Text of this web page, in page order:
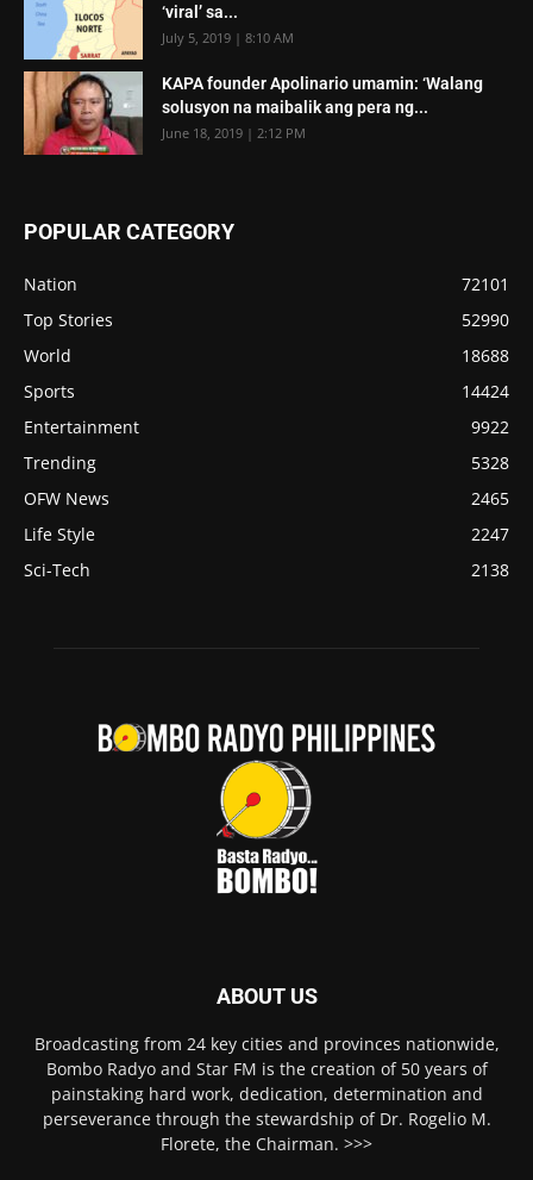
‘viral’ sa...
July 5, 2019 | 8:10 AM
KAPA founder Apolinario umamin: ‘Walang
solusyon na maibalik ang pera ng...
June 18, 2019 | 2:12 PM
POPULAR CATEGORY
Nation
72101
Top Stories
52990
World
18688
Sports
14424
Entertainment
9922
Trending
5328
OFW News
2465
Life Style
2247
Sci-Tech
2138
ABOUT US
Broadcasting from 24 key cities and provinces nationwide,
Bombo Radyo and Star FM is the creation of 50 years of
painstaking hard work, dedication, determination and
perseverance through the stewardship of Dr. Rogelio M.
Florete, the Chairman. >>>